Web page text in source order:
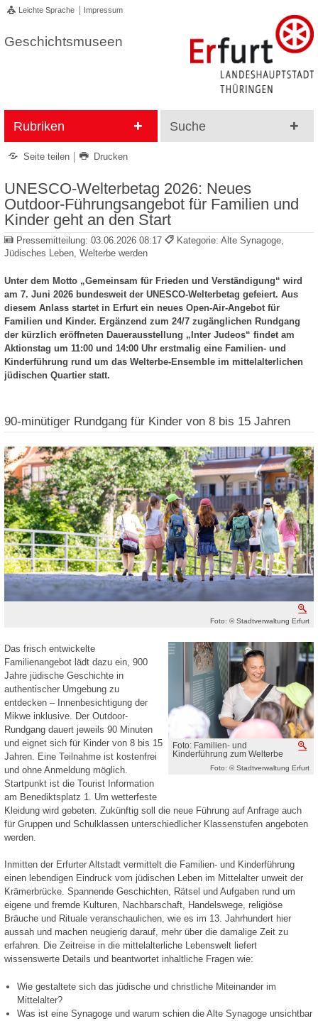
Leichte Sprache Impressum
Geschichtsmuseen
Rubriken Suche
Seite teilen Drucken
UNESCO-Welterbetag 2026: Neues
Outdoor-Führungsangebot für Familien und
Kinder geht an den Start
Pressemitteilung: 03.06.2026 08:17
Kategorie: Alte Synagoge,
Jüdisches Leben, Welterbe werden
Unter dem Motto „Gemeinsam für Frieden und Verständigung“ wird
am 7. Juni 2026 bundesweit der UNESCO-Welterbetag gefeiert. Aus
diesem Anlass startet in Erfurt ein neues Open-Air-Angebot für
Familien und Kinder. Ergänzend zum 24/7 zugänglichen Rundgang
der kürzlich eröffneten Dauerausstellung „Inter Judeos“ findet am
Aktionstag um 11:00 und 14:00 Uhr erstmalig eine Familien- und
Kinderführung rund um das Welterbe-Ensemble im mittelalterlichen
jüdischen Quartier statt.
90-minütiger Rundgang für Kinder von 8 bis 15 Jahren
Foto: © Stadtverwaltung Erfurt
Foto: Familien- und
Kinderführung zum Welterbe
Foto: © Stadtverwaltung Erfurt
Das frisch entwickelte
Familienangebot lädt dazu ein, 900
Jahre jüdische Geschichte in
authentischer Umgebung zu
entdecken – Innenbesichtigung der
Mikwe inklusive. Der Outdoor-
Rundgang dauert jeweils 90 Minuten
und eignet sich für Kinder von 8 bis 15
Jahren. Eine Teilnahme ist kostenfrei
und ohne Anmeldung möglich.
Startpunkt ist die Tourist Information
am Benediktsplatz 1. Um wetterfeste
Kleidung wird gebeten. Zukünftig soll die neue Führung auf Anfrage auch
für Gruppen und Schulklassen unterschiedlicher Klassenstufen angeboten
werden.
Inmitten der Erfurter Altstadt vermittelt die Familien- und Kinderführung
einen lebendigen Eindruck vom jüdischen Leben im Mittelalter unweit der
Krämerbrücke. Spannende Geschichten, Rätsel und Aufgaben rund um
eigene und fremde Kulturen, Nachbarschaft, Handelswege, religiöse
Bräuche und Rituale veranschaulichen, wie es im 13. Jahrhundert hier
aussah und machen neugierig darauf, mehr über die damalige Zeit zu
erfahren. Die Zeitreise in die mittelalterliche Lebenswelt liefert
wissenswerte Details und beantwortet inhaltliche Fragen wie:
Wie gestaltete sich das jüdische und christliche Miteinander im
Mittelalter?
Was ist eine Synagoge und warum schien die Alte Synagoge unsichtbar